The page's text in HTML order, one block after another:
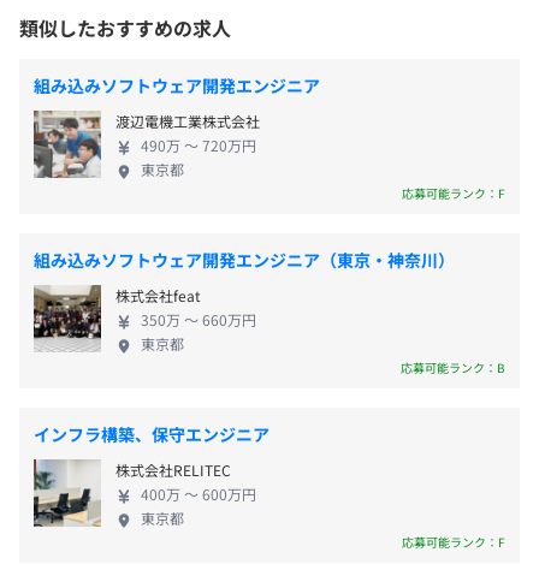
年1回の人事面談を通じて評価しています。
交通費支給（50,000円まで／月）
なし
あり
社会保険完備（健康保険・厚生年金加入・雇用保険・労災
3カ月
て、社員ひとりひとりが主体的に行動する社風です。
経営理念である「ビジネスを通じ、相手の幸せが自
らの喜びと感ずる境地を目指す」に向かうため、フ
ードデリバリー事業のDX推進や開発体制の内製化を
強化するべく、新たな仲間を募集しております。 ◆
デジタルの力で「人と人をつなぐ」サポートをおこ
ないます フードデリバリーの需要が高まる中、人材
源を最適化するために「店内OPの自動化・省力化」
を図り、DXの実現に向けて社内に新たな開発チーム
を構築する予定です。発展途上のフェーズのため、チ
ャレンジングな雰囲気の中、組織が成長していく過
程を楽しめます。部内には店舗オペレーション経験
い方でも気軽に相談できる安心の環境です。自身がつ
くり上げたプロダクトがどのように活用され、世の
中に浸透するのかを実感できるやりがいのあるお仕
事です。自社事業のDX推進を支える重要ポジション
として活躍していただけませんか？
類似したおすすめの求人
組み込みソフトウェア開発エンジニア
渡辺電機工業株式会社
490万 〜 720万円
東京都
応募可能ランク：F
組み込みソフトウェア開発エンジニア（東京・神奈川）
株式会社feat
350万 〜 660万円
東京都
応募可能ランク：B
インフラ構築、保守エンジニア
株式会社RELITEC
400万 〜 600万円
東京都
応募可能ランク：F